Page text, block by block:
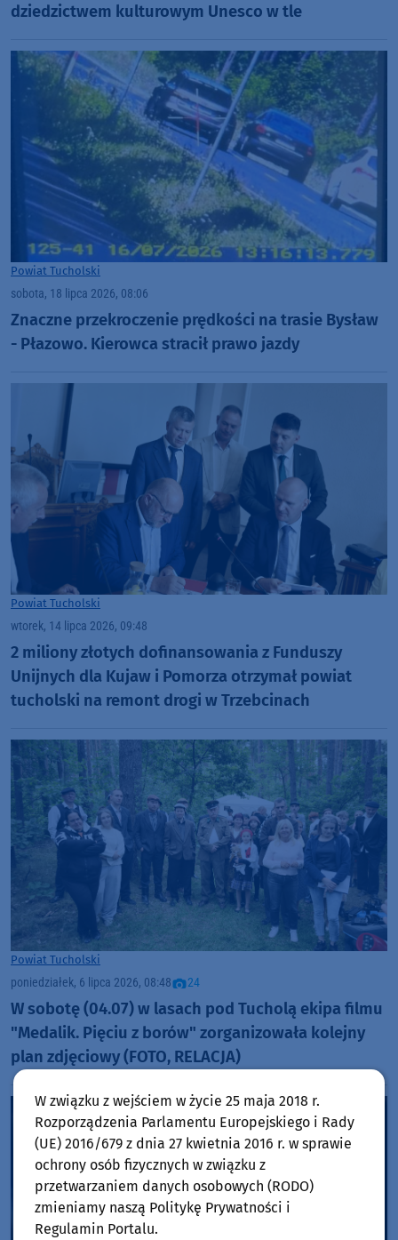
dziedzictwem kulturowym Unesco w tle
Powiat Tucholski
sobota, 18 lipca 2026, 08:06
Znaczne przekroczenie prędkości na trasie Bysław
- Płazowo. Kierowca stracił prawo jazdy
Powiat Tucholski
wtorek, 14 lipca 2026, 09:48
2 miliony złotych dofinansowania z Funduszy
Unijnych dla Kujaw i Pomorza otrzymał powiat
tucholski na remont drogi w Trzebcinach
Powiat Tucholski
poniedziałek, 6 lipca 2026, 08:48 24
W sobotę (04.07) w lasach pod Tucholą ekipa filmu
"Medalik. Pięciu z borów" zorganizowała kolejny
plan zdjęciowy (FOTO, RELACJA)
W związku z wejściem w życie 25 maja 2018 r.
Rozporządzenia Parlamentu Europejskiego i Rady
(UE) 2016/679 z dnia 27 kwietnia 2016 r. w sprawie
ochrony osób fizycznych w związku z
przetwarzaniem danych osobowych (RODO)
zmieniamy naszą Politykę Prywatności i
Regulamin Portalu.